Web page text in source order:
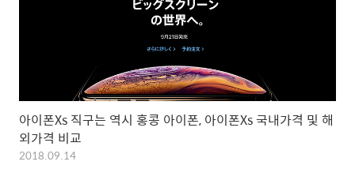
아이폰Xs 직구는 역시 홍콩 아이폰, 아이폰Xs 국내가격 및 해
외가격 비교
2018.09.14